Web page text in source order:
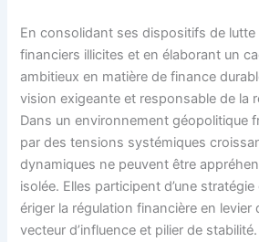
En consolidant ses dispositifs de lutte
financiers illicites et en élaborant un
ambitieux en matière de finance
vision exigeante et responsable de la
Dans un environnement géopolitique
par des tensions systémiques
dynamiques ne peuvent être
isolée. Elles participent d’une
ériger la régulation financière en levier
vecteur d’influence et pilier de